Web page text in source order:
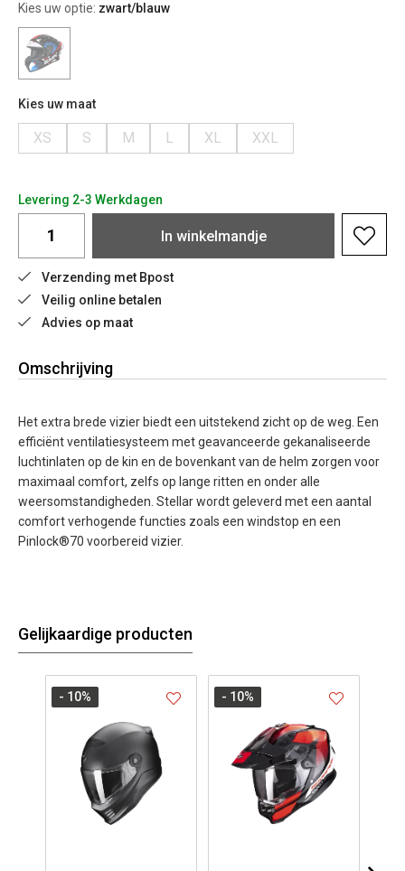
Kies uw optie: zwart/blauw
Kies uw maat
XS S M L XL XXL
Levering 2-3 Werkdagen
In winkelmandje
Verzending met Bpost
Veilig online betalen
Advies op maat
Omschrijving
Het extra brede vizier biedt een uitstekend zicht op de weg. Een
efficiënt ventilatiesysteem met geavanceerde gekanaliseerde
luchtinlaten op de kin en de bovenkant van de helm zorgen voor
maximaal comfort, zelfs op lange ritten en onder alle
weersomstandigheden. Stellar wordt geleverd met een aantal
comfort verhogende functies zoals een windstop en een
Pinlock®70 voorbereid vizier.
Gelijkaardige producten
- 10% - 10%